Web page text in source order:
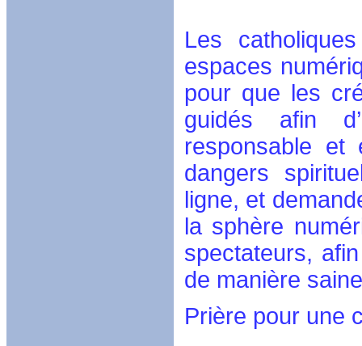
Les
espaces
pour que les
guidés afin
responsable et
dangers
ligne, et
la sphère
spectateurs,
de manière
Prière pour une